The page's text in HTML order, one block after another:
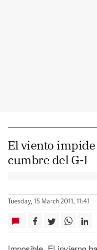
El viento
cumbre del G-I
Tuesday, 15 March 2011, 11:41